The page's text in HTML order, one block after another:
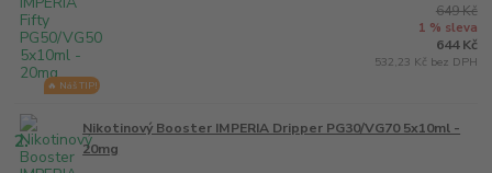
🔥 Náš TIP!
649 Kč
1 % sleva
644 Kč
532,23 Kč bez DPH
2.
Nikotinový Booster IMPERIA Dripper PG30/VG70 5x10ml -
20mg